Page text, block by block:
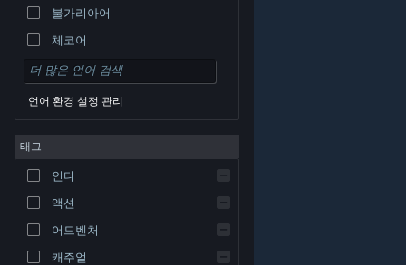
불가리아어
체코어
덴마크어
독일어
영어
스페인어 - 중남미
그리스어
언어 환경 설정 관리
태그
인디
액션
어드벤처
캐주얼